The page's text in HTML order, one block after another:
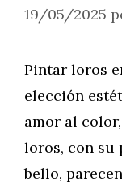
19/05/2025
Pintar loros
elección
amor al
loros, con su
bello,